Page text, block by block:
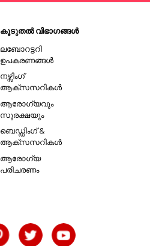
കൂടുതൽ വിഭാഗങ്ങൾ
ലബോറട്ടറി
ഉപകരണങ്ങൾ
നഴ്സിംഗ്
ആക്സസറികൾ
ആരോഗ്യവും
സുരക്ഷയും
ബെഡ്ഡിംഗ് &
ആക്സസറികൾ
ആരോഗ്യ
പരിചരണം